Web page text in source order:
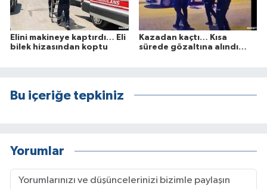
Elini makineye kaptırdı… Eli
bilek hizasından koptu
Kazadan kaçtı… Kısa
sürede gözaltına alındı…
Bu içeriğe tepkiniz
Yorumlar